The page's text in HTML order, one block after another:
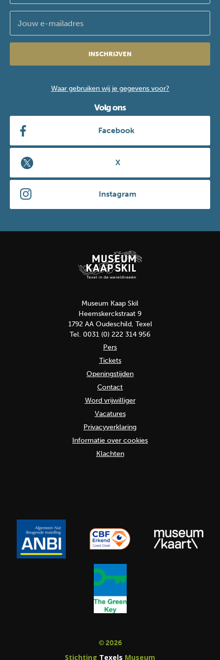
INSCHRIJVEN
Waar gebruiken wij je gegevens voor?
Volg ons
Facebook
X
Instagram
Museum Kaap Skil
Heemskerckstraat 9
1792 AA Oudeschild, Texel
Tel. 0031 (0) 222 314 956
Pers
Tickets
Openingstijden
Contact
Word vrijwilliger
Vacatures
Privacyverklaring
Informatie over cookies
Klachten
© 2026
Stichting Texels Museum